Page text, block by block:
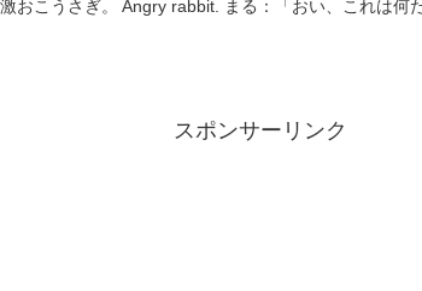
激おこうさぎ。 Angry rabbit. まる：「おい、こ
スポンサーリンク